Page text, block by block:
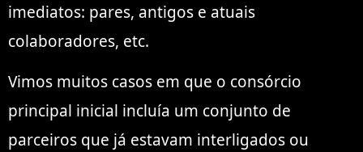
imediatos: pares, antigos e atuais
colaboradores, etc.
Vimos muitos casos em que o consórcio
principal inicial incluía um conjunto de
parceiros que já estavam interligados ou